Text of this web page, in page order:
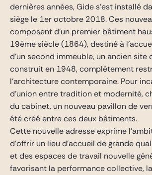
dernières années, Gide s’est installé
siège le 1er octobre 2018. Ces
composent d’un premier bâtiment
19ème siècle (1864), destiné à
d’un second immeuble, un ancien site
construit en 1948, complètement
l’architecture contemporaine. Pour
d’union entre tradition et modernité,
du cabinet, un nouveau pavillon de
été créé entre ces deux bâtiments.
Cette nouvelle adresse exprime
d’offrir un lieu d’accueil de grande
et des espaces de travail nouvelle
favorisant la performance collective,